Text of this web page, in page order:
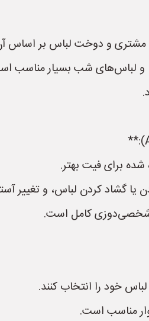
و دوخت لباس بر اساس
و لباس‌های شب بسیار مناسب
شده برای فیت بهتر.
یا گشاد کردن لباس، و تغییر
شخصی‌دوزی کامل است.
خود را انتخاب کنند.
مناسب است.